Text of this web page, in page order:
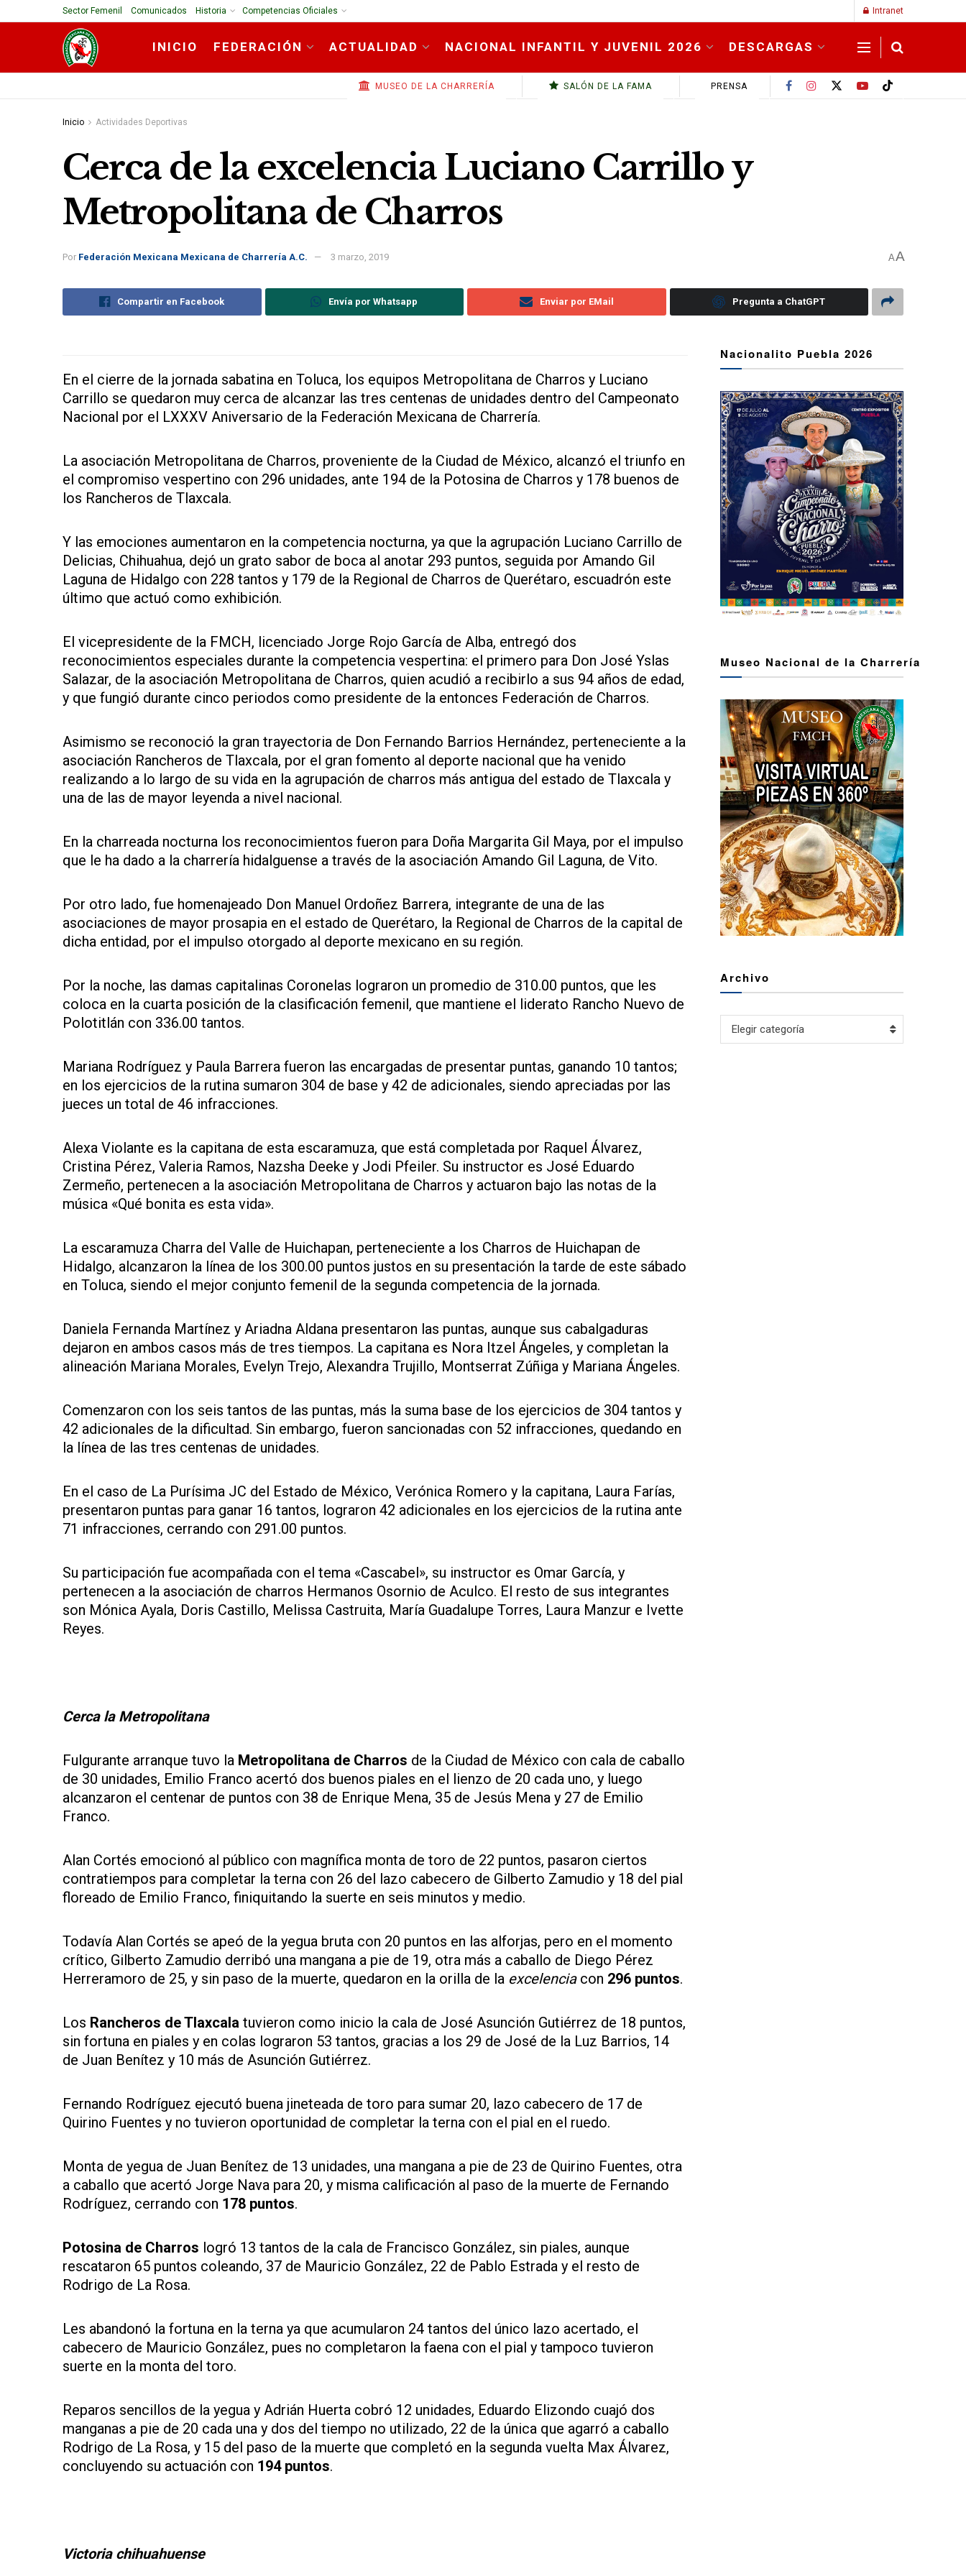
Sector Femenil Comunicados Historia Competencias Oficiales Intranet
INICIO FEDERACIÓN ACTUALIDAD NACIONAL INFANTIL Y JUVENIL 2026 DESCARGAS
MUSEO DE LA CHARRERÍA SALÓN DE LA FAMA PRENSA
Inicio Actividades Deportivas
Cerca de la excelencia Luciano Carrillo y
Metropolitana de Charros
Por Federación Mexicana Mexicana de Charrería A.C. 3 marzo, 2019 AA
Compartir en Facebook Envía por Whatsapp Enviar por EMail Pregunta a ChatGPT
En el cierre de la jornada sabatina en Toluca, los equipos Metropolitana de Charros y Luciano
Carrillo se quedaron muy cerca de alcanzar las tres centenas de unidades dentro del Campeonato
Nacional por el LXXXV Aniversario de la Federación Mexicana de Charrería.
La asociación Metropolitana de Charros, proveniente de la Ciudad de México, alcanzó el triunfo en
el compromiso vespertino con 296 unidades, ante 194 de la Potosina de Charros y 178 buenos de
los Rancheros de Tlaxcala.
Y las emociones aumentaron en la competencia nocturna, ya que la agrupación Luciano Carrillo de
Delicias, Chihuahua, dejó un grato sabor de boca al anotar 293 puntos, seguida por Amando Gil
Laguna de Hidalgo con 228 tantos y 179 de la Regional de Charros de Querétaro, escuadrón este
último que actuó como exhibición.
El vicepresidente de la FMCH, licenciado Jorge Rojo García de Alba, entregó dos
reconocimientos especiales durante la competencia vespertina: el primero para Don José Yslas
Salazar, de la asociación Metropolitana de Charros, quien acudió a recibirlo a sus 94 años de edad,
y que fungió durante cinco periodos como presidente de la entonces Federación de Charros.
Asimismo se reconoció la gran trayectoria de Don Fernando Barrios Hernández, perteneciente a la
asociación Rancheros de Tlaxcala, por el gran fomento al deporte nacional que ha venido
realizando a lo largo de su vida en la agrupación de charros más antigua del estado de Tlaxcala y
una de las de mayor leyenda a nivel nacional.
En la charreada nocturna los reconocimientos fueron para Doña Margarita Gil Maya, por el impulso
que le ha dado a la charrería hidalguense a través de la asociación Amando Gil Laguna, de Vito.
Por otro lado, fue homenajeado Don Manuel Ordoñez Barrera, integrante de una de las
asociaciones de mayor prosapia en el estado de Querétaro, la Regional de Charros de la capital de
dicha entidad, por el impulso otorgado al deporte mexicano en su región.
Por la noche, las damas capitalinas Coronelas lograron un promedio de 310.00 puntos, que les
coloca en la cuarta posición de la clasificación femenil, que mantiene el liderato Rancho Nuevo de
Polotitlán con 336.00 tantos.
Mariana Rodríguez y Paula Barrera fueron las encargadas de presentar puntas, ganando 10 tantos;
en los ejercicios de la rutina sumaron 304 de base y 42 de adicionales, siendo apreciadas por las
jueces un total de 46 infracciones.
Alexa Violante es la capitana de esta escaramuza, que está completada por Raquel Álvarez,
Cristina Pérez, Valeria Ramos, Nazsha Deeke y Jodi Pfeiler. Su instructor es José Eduardo
Zermeño, pertenecen a la asociación Metropolitana de Charros y actuaron bajo las notas de la
música «Qué bonita es esta vida».
La escaramuza Charra del Valle de Huichapan, perteneciente a los Charros de Huichapan de
Hidalgo, alcanzaron la línea de los 300.00 puntos justos en su presentación la tarde de este sábado
en Toluca, siendo el mejor conjunto femenil de la segunda competencia de la jornada.
Daniela Fernanda Martínez y Ariadna Aldana presentaron las puntas, aunque sus cabalgaduras
dejaron en ambos casos más de tres tiempos. La capitana es Nora Itzel Ángeles, y completan la
alineación Mariana Morales, Evelyn Trejo, Alexandra Trujillo, Montserrat Zúñiga y Mariana Ángeles.
Comenzaron con los seis tantos de las puntas, más la suma base de los ejercicios de 304 tantos y
42 adicionales de la dificultad. Sin embargo, fueron sancionadas con 52 infracciones, quedando en
la línea de las tres centenas de unidades.
En el caso de La Purísima JC del Estado de México, Verónica Romero y la capitana, Laura Farías,
presentaron puntas para ganar 16 tantos, lograron 42 adicionales en los ejercicios de la rutina ante
71 infracciones, cerrando con 291.00 puntos.
Su participación fue acompañada con el tema «Cascabel», su instructor es Omar García, y
pertenecen a la asociación de charros Hermanos Osornio de Aculco. El resto de sus integrantes
son Mónica Ayala, Doris Castillo, Melissa Castruita, María Guadalupe Torres, Laura Manzur e Ivette
Reyes.
Cerca la Metropolitana
Fulgurante arranque tuvo la Metropolitana de Charros de la Ciudad de México con cala de caballo
de 30 unidades, Emilio Franco acertó dos buenos piales en el lienzo de 20 cada uno, y luego
alcanzaron el centenar de puntos con 38 de Enrique Mena, 35 de Jesús Mena y 27 de Emilio
Franco.
Alan Cortés emocionó al público con magnífica monta de toro de 22 puntos, pasaron ciertos
contratiempos para completar la terna con 26 del lazo cabecero de Gilberto Zamudio y 18 del pial
floreado de Emilio Franco, finiquitando la suerte en seis minutos y medio.
Todavía Alan Cortés se apeó de la yegua bruta con 20 puntos en las alforjas, pero en el momento
crítico, Gilberto Zamudio derribó una mangana a pie de 19, otra más a caballo de Diego Pérez
Herreramoro de 25, y sin paso de la muerte, quedaron en la orilla de la excelenciacon 296 puntos.
Los Rancheros de Tlaxcala tuvieron como inicio la cala de José Asunción Gutiérrez de 18 puntos,
sin fortuna en piales y en colas lograron 53 tantos, gracias a los 29 de José de la Luz Barrios, 14
de Juan Benítez y 10 más de Asunción Gutiérrez.
Fernando Rodríguez ejecutó buena jineteada de toro para sumar 20, lazo cabecero de 17 de
Quirino Fuentes y no tuvieron oportunidad de completar la terna con el pial en el ruedo.
Monta de yegua de Juan Benítez de 13 unidades, una mangana a pie de 23 de Quirino Fuentes, otra
a caballo que acertó Jorge Nava para 20, y misma calificación al paso de la muerte de Fernando
Rodríguez, cerrando con 178 puntos.
Potosina de Charros logró 13 tantos de la cala de Francisco González, sin piales, aunque
rescataron 65 puntos coleando, 37 de Mauricio González, 22 de Pablo Estrada y el resto de
Rodrigo de La Rosa.
Les abandonó la fortuna en la terna ya que acumularon 24 tantos del único lazo acertado, el
cabecero de Mauricio González, pues no completaron la faena con el pial y tampoco tuvieron
suerte en la monta del toro.
Reparos sencillos de la yegua y Adrián Huerta cobró 12 unidades, Eduardo Elizondo cuajó dos
manganas a pie de 20 cada una y dos del tiempo no utilizado, 22 de la única que agarró a caballo
Rodrigo de La Rosa, y 15 del paso de la muerte que completó en la segunda vuelta Max Álvarez,
concluyendo su actuación con 194 puntos.
Victoria chihuahuense
Nacionalito Puebla 2026
Museo Nacional de la Charrería
Archivo
Archivo
Elegir categoría